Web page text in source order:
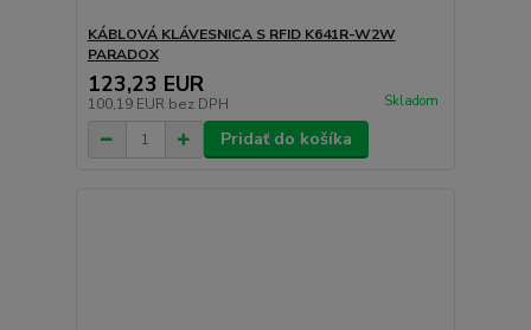
KÁBLOVÁ KLÁVESNICA S RFID K641R-W2W
PARADOX
123,23 EUR
100,19 EUR bez DPH Skladom
Pridať do košíka